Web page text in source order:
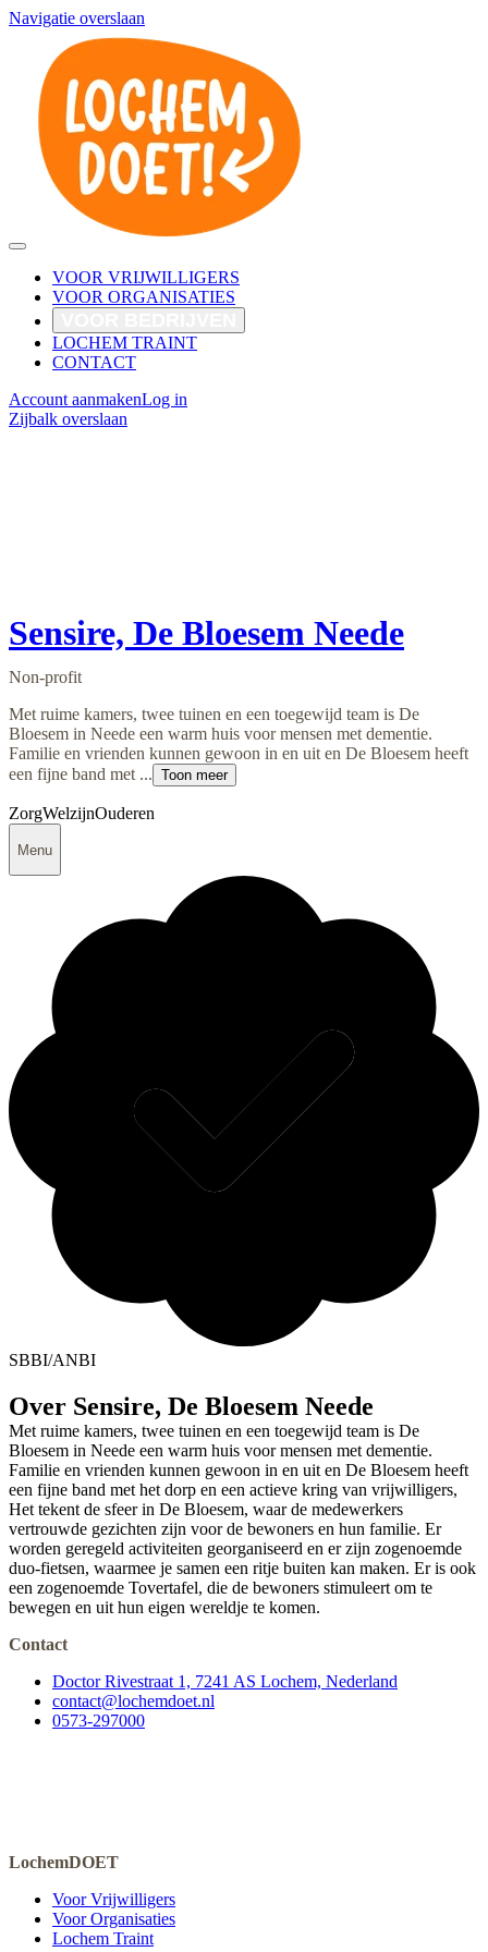
Navigatie overslaan
VOOR VRIJWILLIGERS
VOOR ORGANISATIES
LOCHEM TRAINT
CONTACT
Account aanmakenLog in
Zijbalk overslaan
Sensire, De Bloesem Neede
Non-profit
Met ruime kamers, twee tuinen en een toegewijd team is De
Bloesem in Neede een warm huis voor mensen met dementie.
Familie en vrienden kunnen gewoon in en uit en De Bloesem heeft
een fijne band met ... Toon meer
ZorgWelzijnOuderen
Menu
SBBI/ANBI
Over Sensire, De Bloesem Neede
Met ruime kamers, twee tuinen en een toegewijd team is De
Bloesem in Neede een warm huis voor mensen met dementie.
Familie en vrienden kunnen gewoon in en uit en De Bloesem heeft
een fijne band met het dorp en een actieve kring van vrijwilligers,
Het tekent de sfeer in De Bloesem, waar de medewerkers
vertrouwde gezichten zijn voor de bewoners en hun familie. Er
worden geregeld activiteiten georganiseerd en er zijn zogenoemde
duo-fietsen, waarmee je samen een ritje buiten kan maken. Er is ook
een zogenoemde Tovertafel, die de bewoners stimuleert om te
bewegen en uit hun eigen wereldje te komen.
Contact
Doctor Rivestraat 1, 7241 AS Lochem, Nederland
contact@lochemdoet.nl
0573-297000
LochemDOET
Voor Vrijwilligers
Voor Organisaties
Lochem Traint